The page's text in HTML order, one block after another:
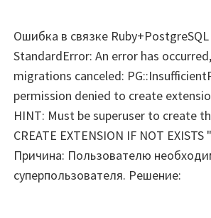
Ошибка в связке
StandardError: An error has
migrations canceled:
permission denied to create
HINT: Must be superuser to create
CREATE EXTENSION IF NOT
Причина: Пользователю
суперпользователя. Решение: